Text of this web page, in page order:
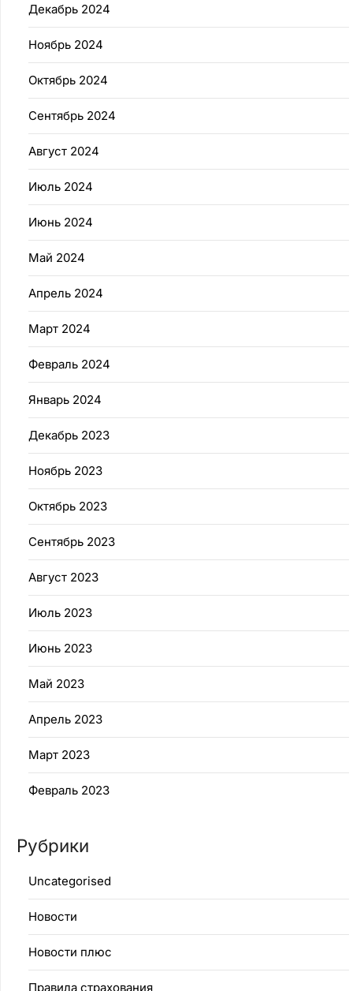
Декабрь 2024
Ноябрь 2024
Октябрь 2024
Сентябрь 2024
Август 2024
Июль 2024
Июнь 2024
Май 2024
Апрель 2024
Март 2024
Февраль 2024
Январь 2024
Декабрь 2023
Ноябрь 2023
Октябрь 2023
Сентябрь 2023
Август 2023
Июль 2023
Июнь 2023
Май 2023
Апрель 2023
Март 2023
Февраль 2023
Рубрики
Uncategorised
Новости
Новости плюс
Правила страхования